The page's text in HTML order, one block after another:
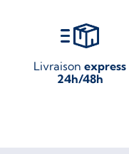
Livraison express
24h/48h